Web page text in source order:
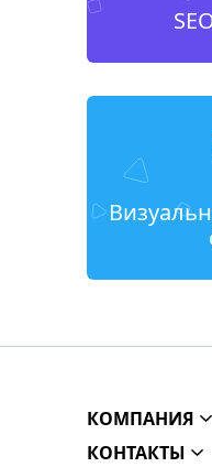
КОМПАНИЯ
КОНТАКТЫ